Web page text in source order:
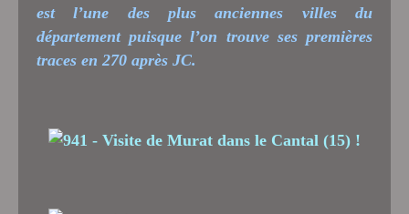
est l’une des plus anciennes villes du
département puisque l’on trouve ses premières
traces en 270 après JC.